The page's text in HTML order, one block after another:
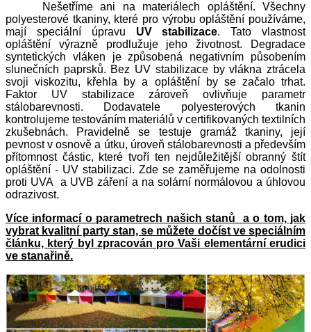
Nešetříme ani na materiálech opláštění. Všechny
polyesterové tkaniny, které pro výrobu opláštění používáme,
mají speciální úpravu UV stabilizace. Tato vlastnost
opláštění výrazně prodlužuje jeho životnost. Degradace
syntetických vláken je způsobená negativním působením
slunečních paprsků. Bez UV stabilizace by vlákna ztrácela
svoji viskozitu, křehla by a opláštění by se začalo trhat.
Faktor UV stabilizace zároveň ovlivňuje parametr
stálobarevnosti. Dodavatele polyesterových tkanin
kontrolujeme testováním materiálů v certifikovaných textilních
zkušebnách. Pravidelně se testuje gramáž tkaniny, její
pevnost v osnově a útku, úroveň stálobarevnosti a především
přítomnost částic, které tvoří ten nejdůležitější obranný štít
opláštění - UV stabilizaci. Zde se zaměřujeme na odolnosti
proti UVA a UVB záření a na solární normálovou a úhlovou
odrazivost.
Více informací o parametrech našich stanů a o tom, jak
vybrat kvalitní party stan, se můžete dočíst ve speciálním
článku, který byl zpracován pro Vaši elementární erudici
ve stanařině.